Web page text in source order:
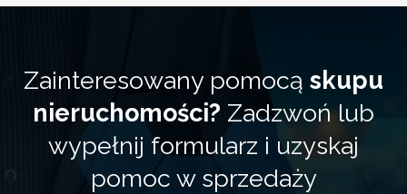
Zainteresowany pomocą skupu
nieruchomości? Zadzwoń lub
wypełnij formularz i uzyskaj
pomoc w sprzedaży